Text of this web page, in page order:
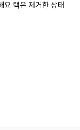
요 택은 제거한 상태